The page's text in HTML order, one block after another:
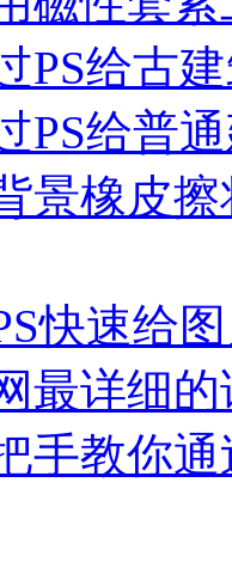
PS给古
PS给普
景橡皮
快速给
最详细
手教你